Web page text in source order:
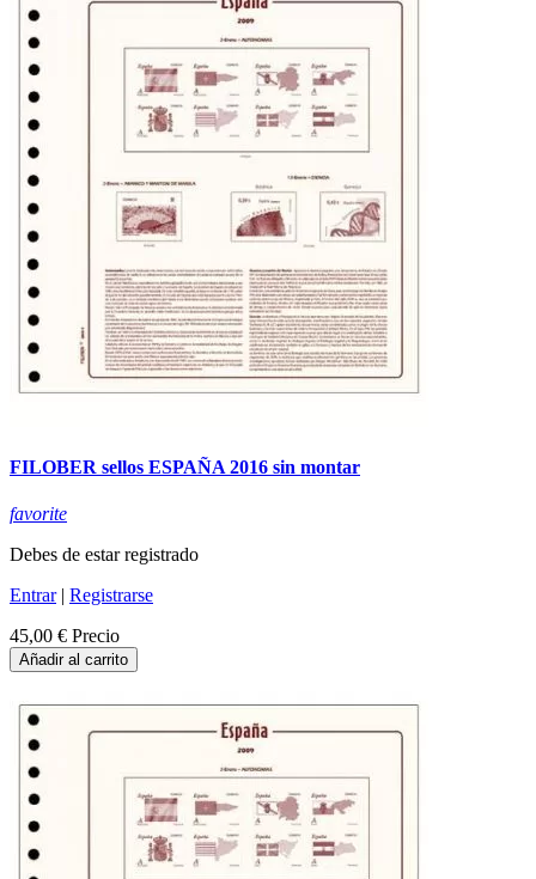
FILOBER sellos ESPAÑA 2016 sin montar
favorite
Debes de estar registrado
Entrar| Registrarse
45,00 € Precio
Añadir al carrito